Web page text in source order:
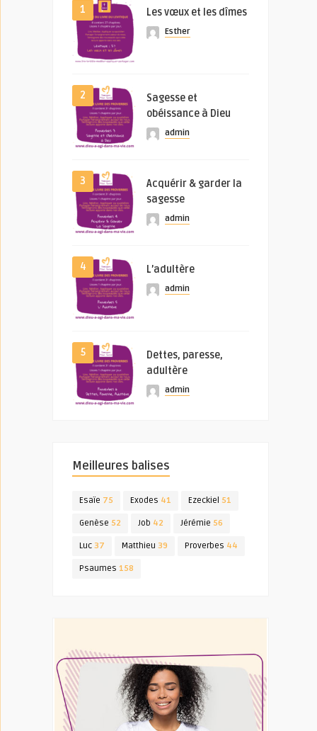
1 Les vœux et les dîmes
Esther
2
Sagesse et
obéissance à Dieu
admin
3
Acquérir & garder la
sagesse
admin
4 L’adultère
admin
5
Dettes, paresse,
adultère
admin
Meilleures balises
Esaïe 75 Exodes 41 Ezeckiel 51
Genèse 52 Job 42 Jérémie 56
Luc 37 Matthieu 39 Proverbes 44
Psaumes 158